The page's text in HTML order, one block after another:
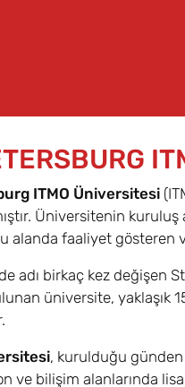
ITMO Üniversitesi
Üniversitenin
alanda faaliyet gösteren
adı birkaç kez değişen
üniversite, yaklaşık
, kurulduğu günden
ve bilişim alanlarında